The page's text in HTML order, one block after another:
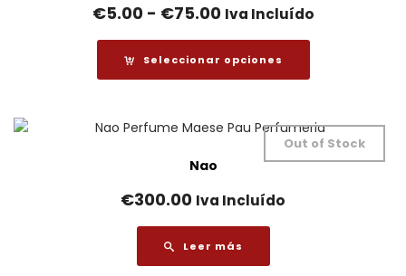
€5.00 - €75.00Rango
de
precios:
desde
hasta
€75.00
Iva Incluído
Seleccionar opciones
Nao
Out of Stock
€300.00 Iva Incluído
Leer más